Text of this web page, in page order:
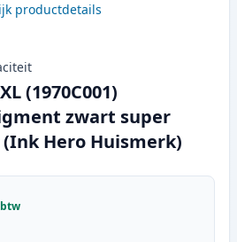
productdetails
(1970C001)
zwart super
Hero Huismerk)